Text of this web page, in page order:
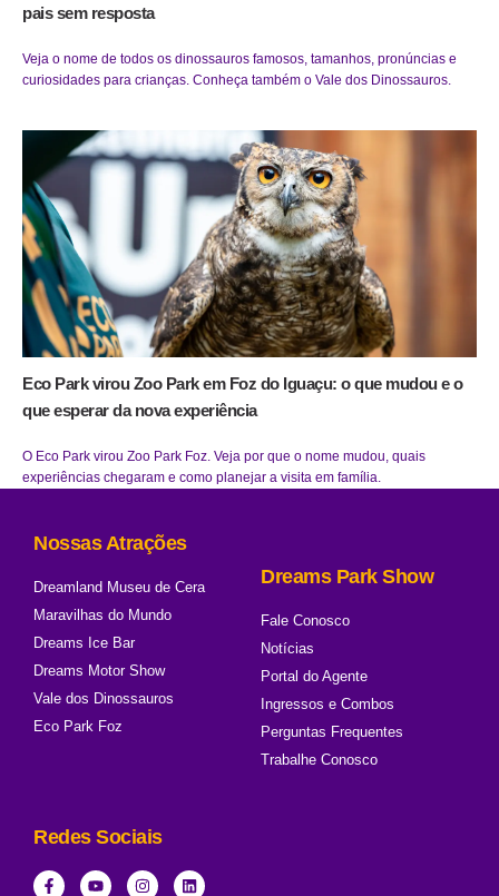
pais sem resposta
Veja o nome de todos os dinossauros famosos, tamanhos, pronúncias e
curiosidades para crianças. Conheça também o Vale dos Dinossauros.
Eco Park virou Zoo Park em Foz do Iguaçu: o que mudou e o
que esperar da nova experiência
O Eco Park virou Zoo Park Foz. Veja por que o nome mudou, quais
experiências chegaram e como planejar a visita em família.
Nossas Atrações
Dreamland Museu de Cera
Maravilhas do Mundo
Dreams Ice Bar
Dreams Motor Show
Vale dos Dinossauros
Eco Park Foz
Dreams Park Show
Fale Conosco
Notícias
Portal do Agente
Ingressos e Combos
Perguntas Frequentes
Trabalhe Conosco
Redes Sociais